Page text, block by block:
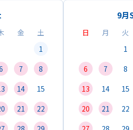
金
土
1
7
8
14
15
21
22
9月
日 月 火
1
6
7 8
13
14 15
20
21 22